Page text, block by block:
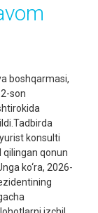
boshqarmasi,
son
konsulti
qonun
ko‘ra, 2026-